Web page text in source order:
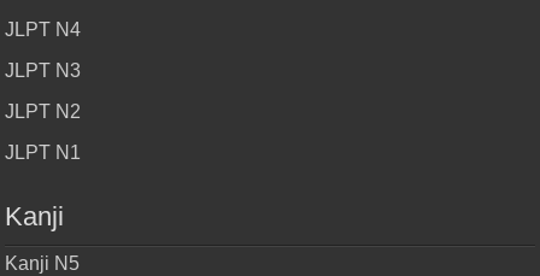
JLPT N4
JLPT N3
JLPT N2
JLPT N1
Kanji
Kanji N5